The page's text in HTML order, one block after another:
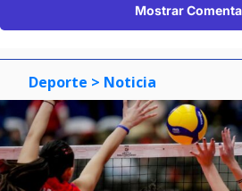
Mostrar
Deporte > Noticia